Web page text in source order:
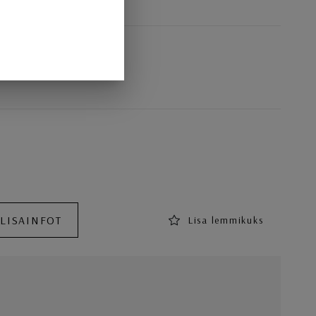
Lisa lemmikuks